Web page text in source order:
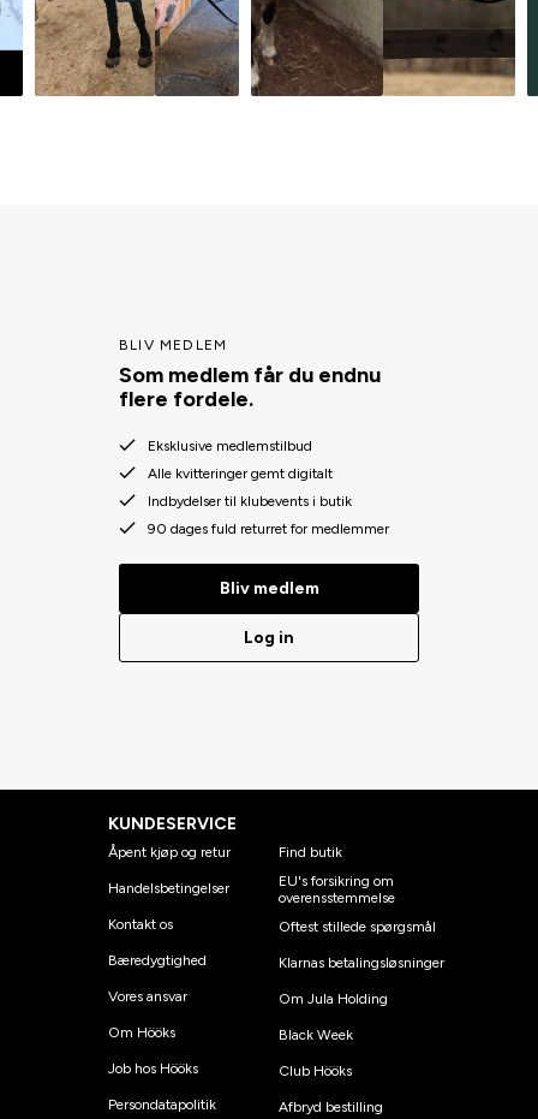
BLIV MEDLEM
Som medlem får du endnu
flere fordele.
Eksklusive medlemstilbud
Alle kvitteringer gemt digitalt
Indbydelser til klubevents i butik
90 dages fuld returret for medlemmer
Bliv medlem
Log in
KUNDESERVICE
Åpent kjøp og retur
Handelsbetingelser
Kontakt os
Bæredygtighed
Vores ansvar
Om Hööks
Job hos Hööks
Persondatapolitik
Find butik
EU's forsikring om
overensstemmelse
Oftest stillede spørgsmål
Klarnas betalingsløsninger
Om Jula Holding
Black Week
Club Hööks
Afbryd bestilling